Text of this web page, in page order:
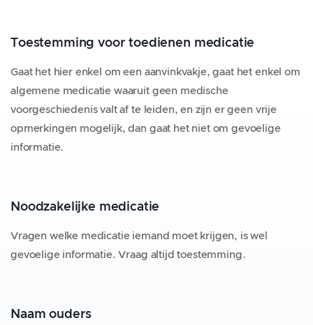
Toestemming voor toedienen medicatie
Gaat het hier enkel om een aanvinkvakje, gaat het enkel om
algemene medicatie waaruit geen medische
voorgeschiedenis valt af te leiden, en zijn er geen vrije
opmerkingen mogelijk, dan gaat het niet om gevoelige
informatie.
Noodzakelijke medicatie
Vragen welke medicatie iemand moet krijgen, is wel
gevoelige informatie. Vraag altijd toestemming.
Naam ouders